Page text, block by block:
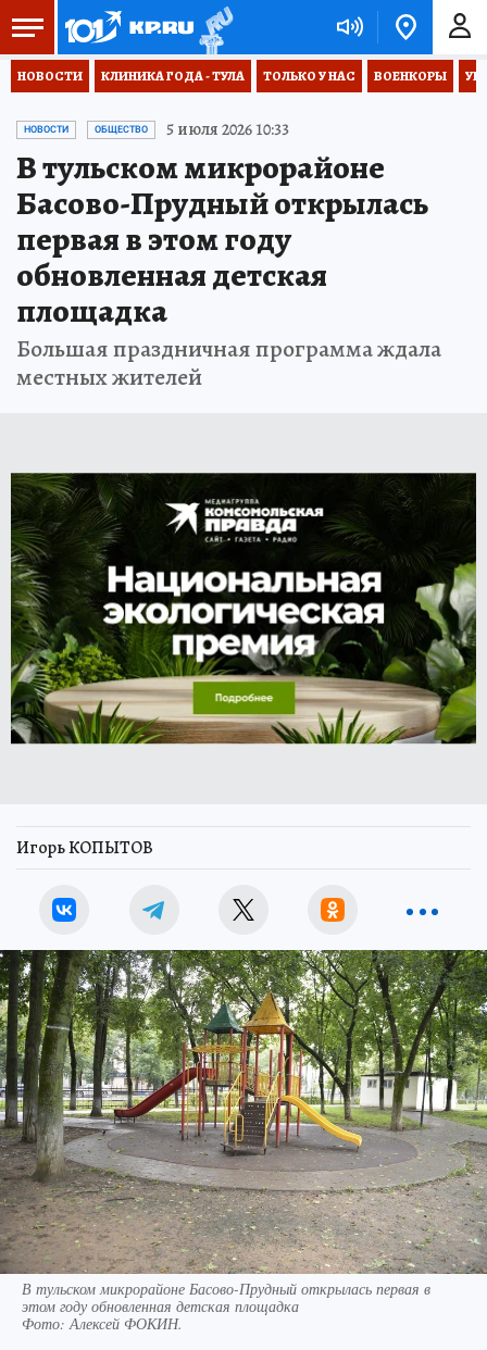
НОВОСТИ КЛИНИКА ГОДА - ТУЛА ТОЛЬКО У НАС ВОЕНКОРЫ
НОВОСТИ ОБЩЕСТВО 5 июля 2026 10:33
В тульском микрорайоне
Басово-Прудный открылась
первая в этом году
обновленная детская
площадка
Большая праздничная программа ждала
местных жителей
Игорь КОПЫТОВ
В тульском микрорайоне Басово-Прудный открылась первая в
этом году обновленная детская площадка
Фото:Алексей ФОКИН.